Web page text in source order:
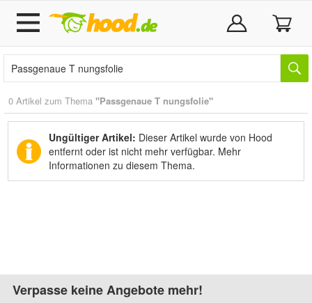
0 Artikel zum Thema "Passgenaue T nungsfolie"
Ungültiger Artikel: Dieser Artikel wurde von Hood
entfernt oder ist nicht mehr verfügbar. Mehr
Informationen zu diesem Thema.
Verpasse keine Angebote mehr!